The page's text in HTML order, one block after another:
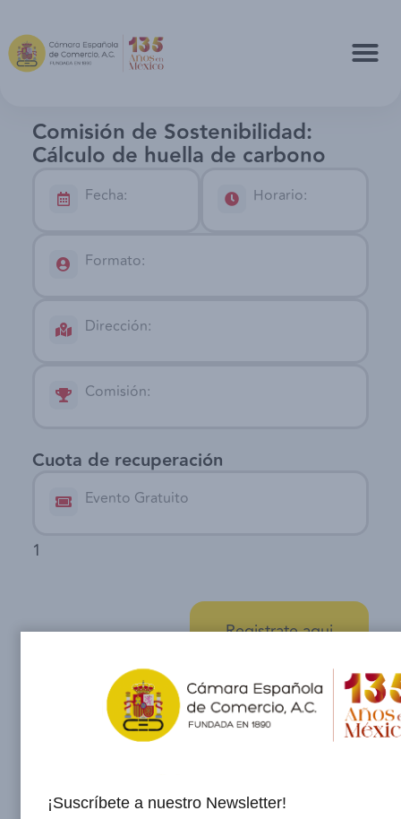
Comisión de Sostenibilidad:
Cálculo de huella de carbono
Fecha: Horario:
Formato:
Dirección:
Comisión:
Cuota de recuperación
Evento Gratuito
1
Registrate aqui
¡Suscríbete a nuestro Newsletter!